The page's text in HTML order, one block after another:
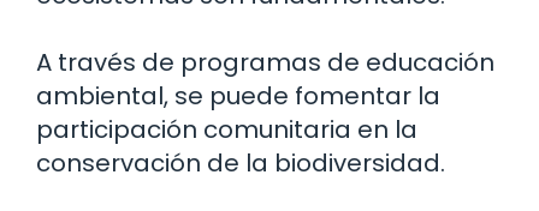
A través de programas de educación
ambiental, se puede fomentar la
participación comunitaria en la
conservación de la biodiversidad.